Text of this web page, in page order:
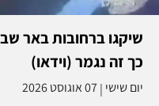
שיקגו ברחובות באר
כך זה נגמר (וידאו)
יום שישי |07 אוגוסט 2026